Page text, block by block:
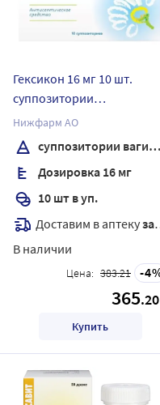
Гексикон 16 мг 10 шт.
суппозитории
вагинальные
Нижфарм АО
суппозитории вагинальные
Дозировка 16 мг
10 шт в уп.
Доставим в аптекузавтра
В наличии
Цена: 383.21 4
365.20
Купить